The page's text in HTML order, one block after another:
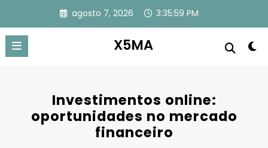
o
conteúdo
agosto 7, 2026 3:36:00 PM
X5MA
Investimentos online:
oportunidades no mercado
financeiro